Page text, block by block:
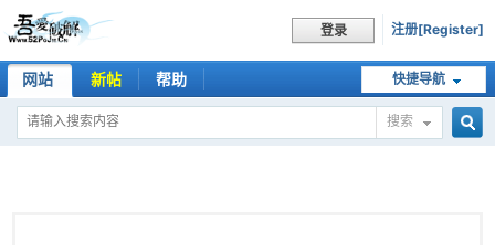
登录 注册[Register]
快捷导航
网站 新帖 帮助
搜索